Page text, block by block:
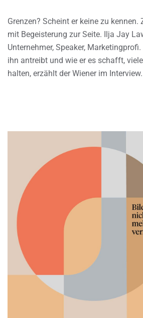
Grenzen? Scheint er keine zu kennen.
mit Begeisterung zur Seite. Ilja Jay
Unternehmer, Speaker,
ihn antreibt und wie er es schafft,
halten, erzählt der Wiener im Interview.